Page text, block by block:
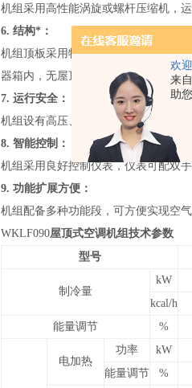
欢
来
助
机组采用高性能涡旋或螺杆压缩机，
6. 结构*：
机组顶板采用特殊的结构，确保机组
器箱内，无屋顶漏水之虞。
7. 运行安全：
机组设有高压、低压、过载、短路、
8. 智能控制：
机组采用良好控制仪表，仪表可配双
9. 功能扩展方便：
机组配备多种功能段，可方便实现空
WKLF090屋顶式空调机组技术参数
型号
制冷量
kW
kcal/h
能量调节
%
电加热
功率 kW
能量调节
%